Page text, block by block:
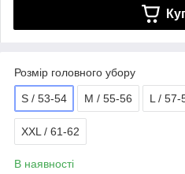
Розмір головного убору
S / 53-54 M / 55-56 L / 57-
XXL / 61-62
В наявності